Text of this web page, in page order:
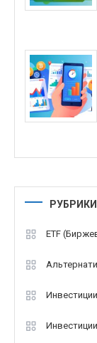
РУБРИКИ
ETF